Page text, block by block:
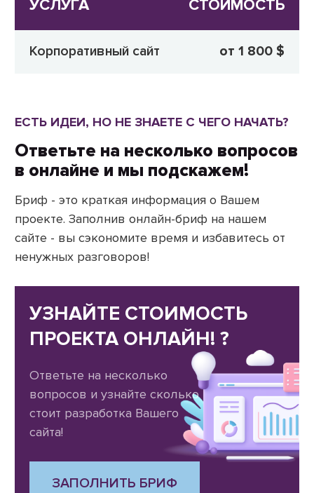
УСЛУГА СТОИМОСТЬ
Корпоративный сайт от 1 800 $
ЕСТЬ ИДЕИ, НО НЕ ЗНАЕТЕ С ЧЕГО НАЧАТЬ?
Ответьте на несколько вопросов
в онлайне и мы подскажем!
Бриф - это краткая информация о Вашем
проекте. Заполнив онлайн-бриф на нашем
сайте - вы сэкономите время и избавитесь от
ненужных разговоров!
УЗНАЙТЕ СТОИМОСТЬ
ПРОЕКТА ОНЛАЙН! ?
Ответьте на несколько
вопросов и узнайте сколько
стоит разработка Вашего
сайта!
ЗАПОЛНИТЬ БРИФ